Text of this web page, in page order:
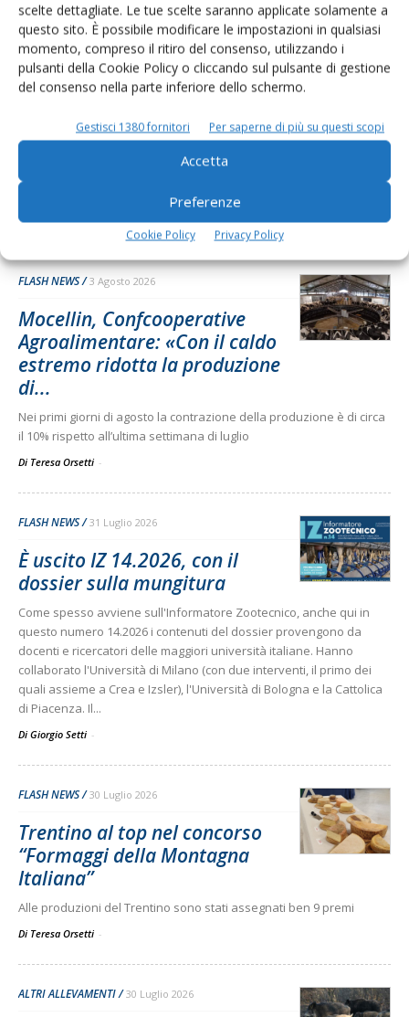
scelte dettagliate. Le tue scelte saranno applicate solamente a
questo sito. È possibile modificare le impostazioni in qualsiasi
momento, compreso il ritiro del consenso, utilizzando i
pulsanti della Cookie Policy o cliccando sul pulsante di gestione
del consenso nella parte inferiore dello schermo.
Gestisci 1380 fornitori Per saperne di più su questi scopi
Accetta
Preferenze
Cookie Policy Privacy Policy
FLASH NEWS 5 Agosto 2026
Convention estiva Agafibj, la
Basilicata al centro della
formazione dei giovani...
Quattro giorni tra visite tecniche, innovazione, benessere animale
e confronto professionale hanno coinvolto circa cento giovani
allevatori provienti da tutta l'Italia
DiFrancesca Baccino
FLASH NEWS 3 Agosto 2026
Mocellin, Confcooperative
Agroalimentare: «Con il caldo
estremo ridotta la produzione
di...
Nei primi giorni di agosto la contrazione della produzione è di circa
il 10% rispetto all’ultima settimana di luglio
Di Teresa Orsetti -
FLASH NEWS 31 Luglio 2026
È uscito IZ 14.2026, con il
dossier sulla mungitura
Come spesso avviene sull'Informatore Zootecnico, anche qui in
questo numero 14.2026 i contenuti del dossier provengono da
docenti e ricercatori delle maggiori università italiane. Hanno
collaborato l'Università di Milano (con due interventi, il primo dei
quali assieme a Crea e Izsler), l'Università di Bologna e la Cattolica
di Piacenza. Il...
Di Giorgio Setti -
FLASH NEWS 30 Luglio 2026
Trentino al top nel concorso
“Formaggi della Montagna
Italiana”
Alle produzioni del Trentino sono stati assegnati ben 9 premi
Di Teresa Orsetti -
ALTRI ALLEVAMENTI 30 Luglio 2026